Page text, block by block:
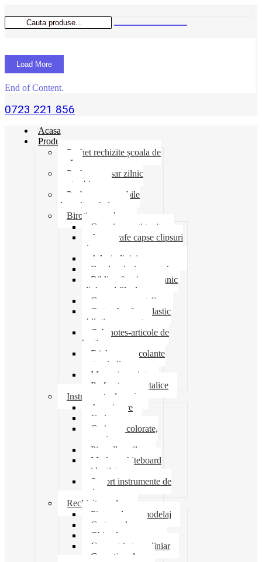
Load More
End of Content.
0723 221 856
Acasa
Produse
Pachet rechizite școala de
vară
Pachet necesar zilnic
pentru birou
Pachet consumabile
depozit-ambalare
Birotica-produse
Cosuri suporti tavite
Ace agrafe capse clipsuri
pioneze
Adeziv lipici corectoare
Banda adeziva-scotch
Biblioraft caiet mecanic
clipboard file dosare
Capsatoare metalice
Cutter foarfeca elastic
ghilotina magnet
Cub notes-articole de
hartie
Etichete autocolante
carton indigo
Mape si serviete
Perforatoare metalice
Instrumente de scris
Ascutitoare
Carioca
Creioane colorate,
mecanice
Pix roller stilou
Marker whiteboard
evidentiator
Suport instrumente de
scris
Rechizite scolare
Pictura desen modelaj
Creta scolara
Ghiozdane penare
Geometrie trusa liniar
Coperti scolare